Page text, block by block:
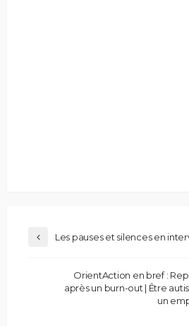
Les pauses et silences en
OrientAction en bref :
après un burn-out | Être
un